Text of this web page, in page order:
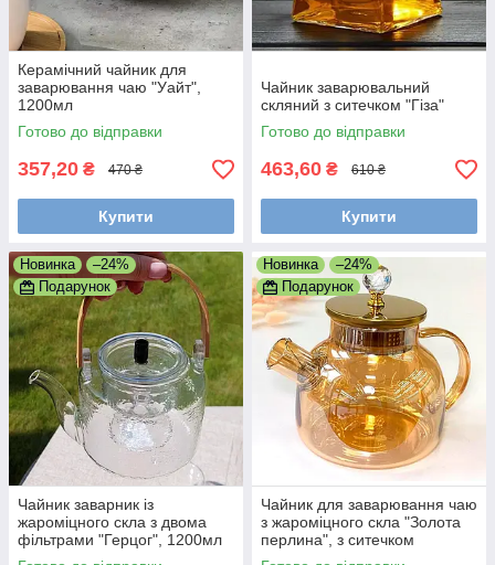
Керамічний чайник для
заварювання чаю "Уайт",
1200мл
Готово до відправки
357,20 ₴ 470 ₴
Купити
Чайник заварювальний
скляний з ситечком "Гіза"
Готово до відправки
463,60 ₴ 610 ₴
Купити
Новинка
–24%
Подарунок
Чайник заварник із
жароміцного скла з двома
фільтрами "Герцог", 1200мл
Новинка
–24%
Подарунок
Чайник для заварювання чаю
з жароміцного скла "Золота
перлина", з ситечком